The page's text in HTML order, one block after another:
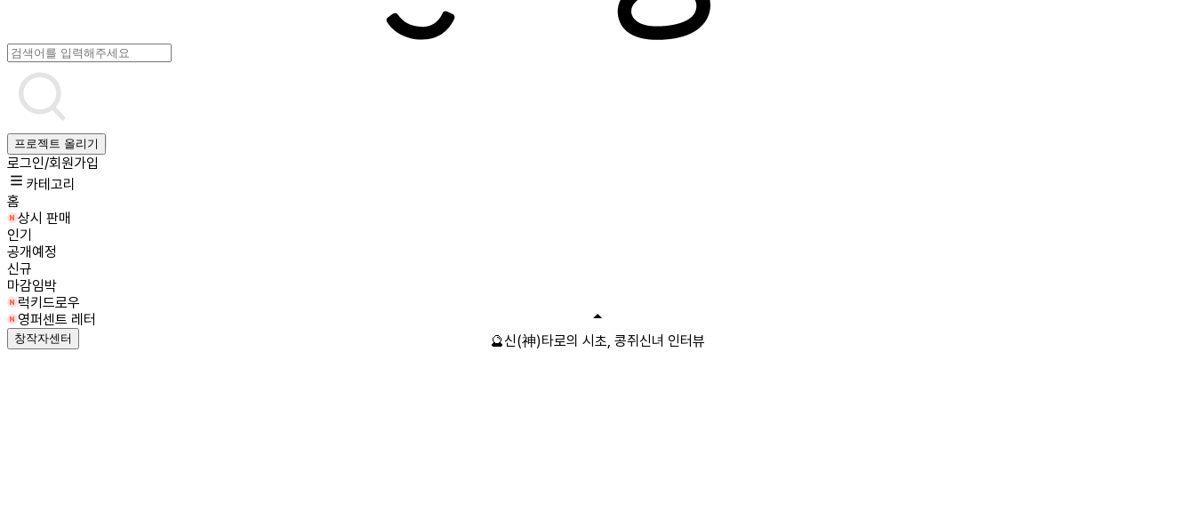
프로젝트 올리기
로그인/회원가입
카테고리
홈
상시 판매
인기
공개예정
신규
마감임박
럭키드로우
영퍼센트 레터
창작자센터 🔮신(神)타로의 시초, 콩쥐신녀 인터뷰